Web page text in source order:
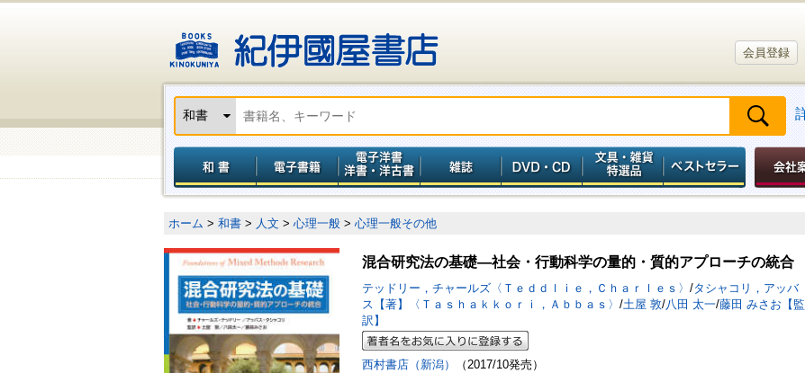
会員登録
ホーム > 和書 > 人文 > 心理一般 > 心理一般その他
混合研究法の基礎―社会・行動科学の量的・質的アプローチの統合
テッドリー，チャールズ〈Ｔｅｄｄｌｉｅ，Ｃｈａｒｌｅｓ〉 /タシャコリ，アッバ
ス【著】〈Ｔａｓｈａｋｋｏｒｉ，Ａｂｂａｓ〉 /土屋 敦/八田 太一/藤田 みさお【監
訳】
西村書店（新潟）
（2017/10発売）